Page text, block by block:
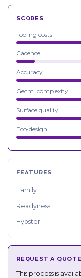
SCORES
Tooling costs
Cadence
Accuracy
Geom. complexity.
Surface quality
Eco-design
FEATURES
Family
Readyness
Hybster
REQUEST A QUOTE
This process is